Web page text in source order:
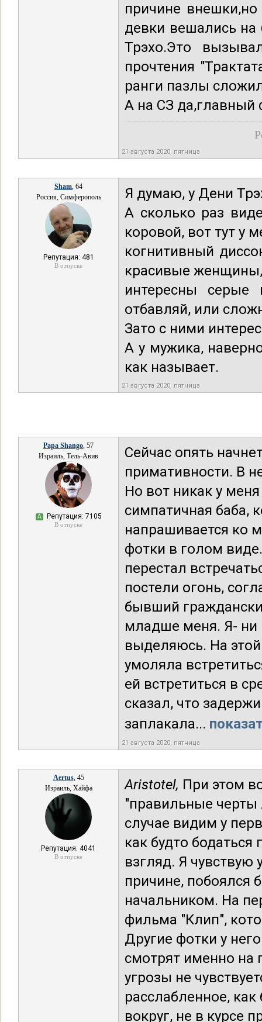
причине
девки вешались
Трэхо.Это
прочтения
ранги пазлы
А на СЗ да,главный
21 августа 2020, пятница
Sham, 64
Россия, Симферополь
Репутация: 481
В отпуске
Я думаю, у Дени
А сколько раз
коровой, вот тут у
когнитивный
красивые женщины,
интересны серые
отбавляй, или
Зато с ними
А у мужика,
как называет.
21 августа 2020, пятница
Papa Shango, 57
Израиль, Тель-Авив
А Репутация: 7105
В отпуске
Сейчас опять
примативности. В
Но вот никак у
симпатичная баба,
напрашивается ко
фотки в голом
перестал
постели огонь,
бывший
младше меня. Я- ни
выделяюсь. На
умоляла
ей встретиться в
сказал, что
заплакала...
21 августа 2020, пятница
Aertus, 45
Израиль, Хайфа
Репутация: 4041
В отпуске
Aristotel, При этом
"правильные черты
случае видим у
как будто
взгляд. Я чувствую
причине, побоялся
начальником. На
фильма "Клип",
Другие фотки у
смотрят именно на
угрозы не
расслабленное,
вокруг, не в курсе